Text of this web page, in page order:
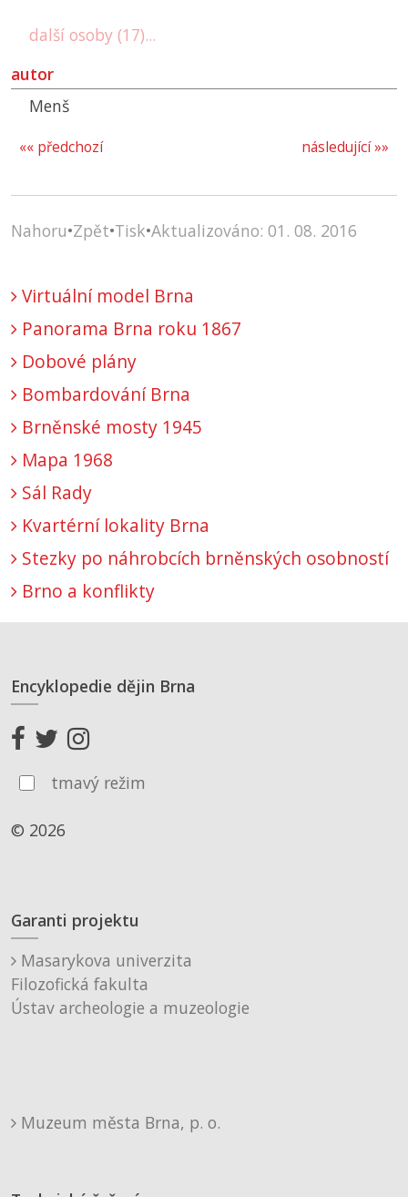
další osoby (17)...
autor
Menš
následující »»
«« předchozí
Nahoru•Zpět•Tisk•Aktualizováno: 01. 08. 2016
Virtuální model Brna
Panorama Brna roku 1867
Dobové plány
Bombardování Brna
Brněnské mosty 1945
Mapa 1968
Sál Rady
Kvartérní lokality Brna
Stezky po náhrobcích brněnských osobností
Brno a konflikty
Encyklopedie dějin Brna
tmavý režim
© 2026
Garanti projektu
Masarykova univerzita
Filozofická fakulta
Ústav archeologie a muzeologie
Muzeum města Brna, p. o.